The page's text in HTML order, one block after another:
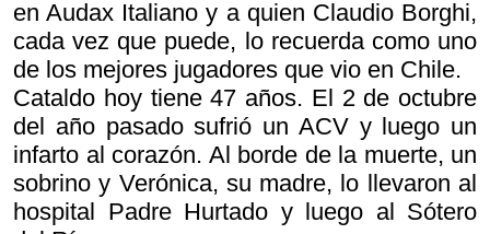
en Audax Italiano y a quien Claudio Borghi,
cada vez que puede, lo recuerda como uno
de los mejores jugadores que vio en Chile.
Cataldo hoy tiene 47 años. El 2 de octubre
del año pasado sufrió un ACV y luego un
infarto al corazón. Al borde de la muerte, un
sobrino y Verónica, su madre, lo llevaron al
hospital Padre Hurtado y luego al Sótero